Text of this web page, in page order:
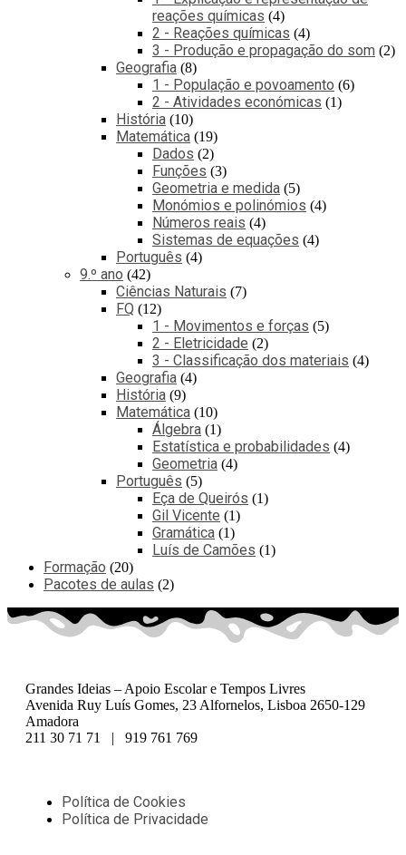
reações químicas 4
2 - Reações químicas 4
3 - Produção e propagação do som 2
Geografia 8
1 - População e povoamento 6
2 - Atividades económicas 1
História 10
Matemática 19
Dados 2
Funções 3
Geometria e medida 5
Monómios e polinómios 4
Números reais 4
Sistemas de equações 4
Português 4
9.º ano 42
Ciências Naturais 7
FQ 12
1 - Movimentos e forças 5
2 - Eletricidade 2
3 - Classificação dos materiais 4
Geografia 4
História 9
Matemática 10
Álgebra 1
Estatística e probabilidades 4
Geometria 4
Português 5
Eça de Queirós 1
Gil Vicente 1
Gramática 1
Luís de Camões 1
Formação 20
Pacotes de aulas 2
Grandes Ideias – Apoio Escolar e Tempos Livres
Avenida Ruy Luís Gomes, 23 Alfornelos, Lisboa 2650-129
Amadora
211 30 71 71 | 919 761 769
Política de Cookies
Política de Privacidade